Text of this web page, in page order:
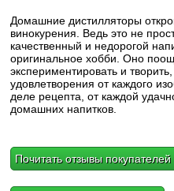
Домашние дистилляторы
винокурения. Ведь это не
качественный и недорогой
оригинальное хобби. Оно
экспериментировать и
удовлетворения от каждого
деле рецепта, от каждой
домашних напитков.
Почитать отзывы покупателей